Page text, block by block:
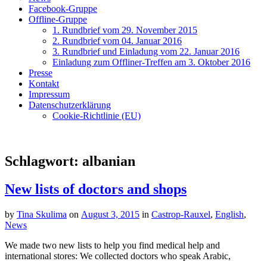
Facebook-Gruppe
Offline-Gruppe
1. Rundbrief vom 29. November 2015
2. Rundbrief vom 04. Januar 2016
3. Rundbrief und Einladung vom 22. Januar 2016
Einladung zum Offliner-Treffen am 3. Oktober 2016
Presse
Kontakt
Impressum
Datenschutzerklärung
Cookie-Richtlinie (EU)
Schlagwort: albanian
New lists of doctors and shops
by Tina Skulima on August 3, 2015 in Castrop-Rauxel, English,
News
We made two new lists to help you find medical help and
international stores: We collected doctors who speak Arabic,